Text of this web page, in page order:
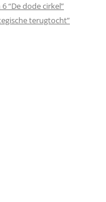
“De dode cirkel”
terugtocht”